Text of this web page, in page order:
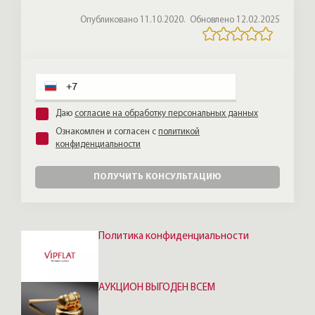
соседей.
Политика конфиденциальности
АУКЦИОН ВЫГОДЕН ВСЕМ
Опубликовано 11.10.2020. Обновлено 12.02.2025
Даю согласие на обработку персональных данных
Ознакомлен и согласен с политикой
конфиденциальности
ПОЛУЧИТЬ КОНСУЛЬТАЦИЮ